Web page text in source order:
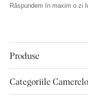
Produse
Categoriile
Răspundem în maxim o zi